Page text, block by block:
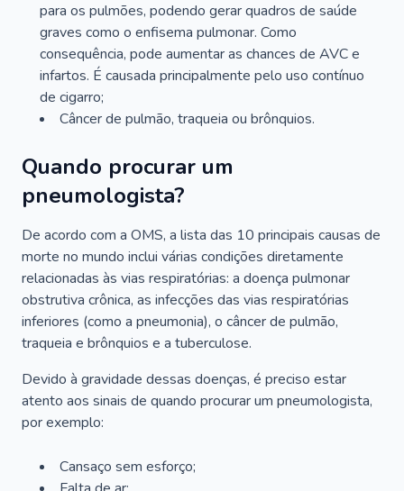
para os pulmões, podendo gerar quadros de saúde
graves como o enfisema pulmonar. Como
consequência, pode aumentar as chances de AVC e
infartos. É causada principalmente pelo uso contínuo
de cigarro;
Câncer de pulmão, traqueia ou brônquios.
Quando procurar um
pneumologista?
De acordo com a OMS, a lista das 10 principais causas de
morte no mundo inclui várias condições diretamente
relacionadas às vias respiratórias: a doença pulmonar
obstrutiva crônica, as infecções das vias respiratórias
inferiores (como a pneumonia), o câncer de pulmão,
traqueia e brônquios e a tuberculose.
Devido à gravidade dessas doenças, é preciso estar
atento aos sinais de quando procurar um pneumologista,
por exemplo:
Cansaço sem esforço;